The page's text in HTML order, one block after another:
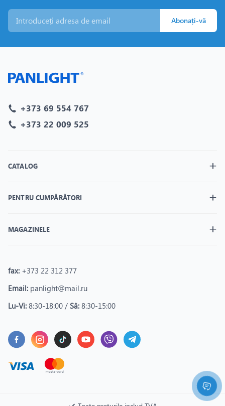
Abonați-vă
+373 69 554 767
+373 22 009 525
CATALOG
PENTRU CUMPĂRĂTORI
MAGAZINELE
fax: +373 22 312 377
Email: panlight@mail.ru
Lu-Vi: 8:30-18:00 / Sâ: 8:30-15:00